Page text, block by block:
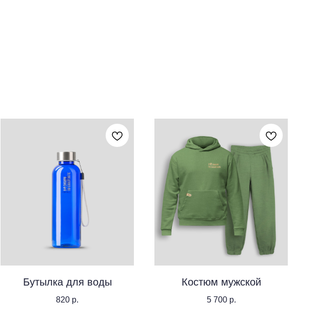
Бутылка для воды
820 р.
Костюм мужской
5 700 р.